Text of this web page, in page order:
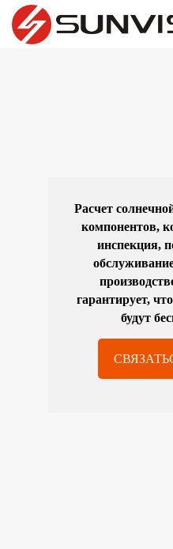
Расчет
компонентов,
инспекция,
гарантирует,
будут